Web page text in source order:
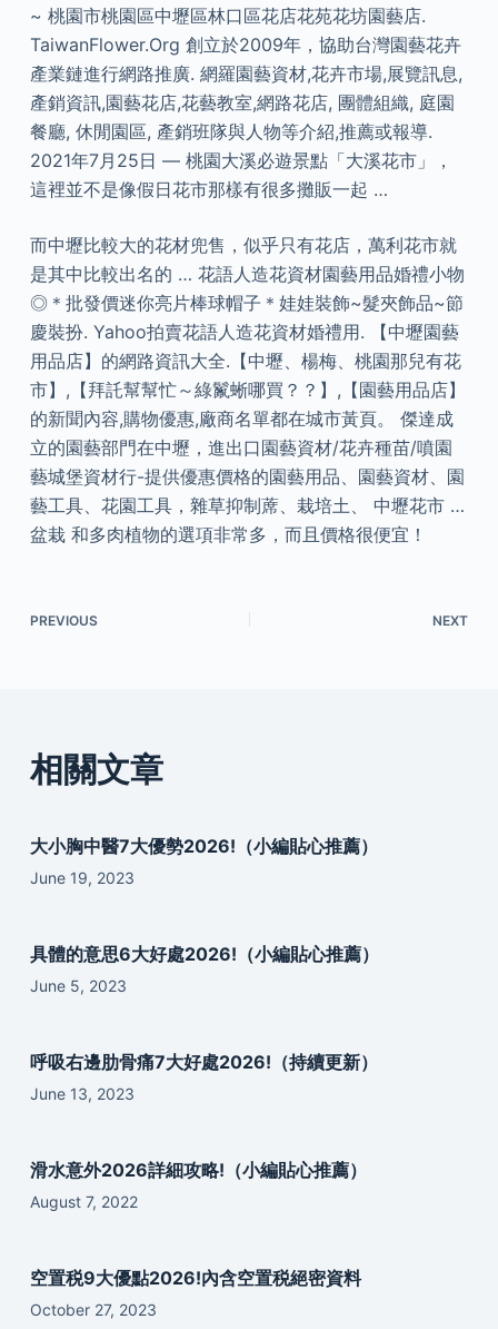
~ 桃園市桃園區中壢區林口區花店花苑花坊園藝店.
TaiwanFlower.Org 創立於2009年，協助台灣園藝花卉
產業鏈進行網路推廣. 網羅園藝資材,花卉市場,展覽訊息,
產銷資訊,園藝花店,花藝教室,網路花店, 團體組織, 庭園
餐廳, 休閒園區, 產銷班隊與人物等介紹,推薦或報導.
2021年7月25日 — 桃園大溪必遊景點「大溪花市」，
這裡並不是像假日花市那樣有很多攤販一起 …
而中壢比較大的花材兜售，似乎只有花店，萬利花市就
是其中比較出名的 … 花語人造花資材園藝用品婚禮小物
◎＊批發價迷你亮片棒球帽子＊娃娃裝飾~髮夾飾品~節
慶裝扮. Yahoo拍賣花語人造花資材婚禮用. 【中壢園藝
用品店】的網路資訊大全.【中壢、楊梅、桃園那兒有花
市】,【拜託幫幫忙～綠鬣蜥哪買？？】,【園藝用品店】
的新聞內容,購物優惠,廠商名單都在城市黃頁。 傑達成
立的園藝部門在中壢，進出口園藝資材/花卉種苗/噴園
藝城堡資材行-提供優惠價格的園藝用品、園藝資材、園
藝工具、花園工具，雜草抑制蓆、栽培土、 中壢花市 …
盆栽 和多肉植物的選項非常多，而且價格很便宜！
PREVIOUS NEXT
相關文章
大小胸中醫7大優勢2026!（小編貼心推薦）
June 19, 2023
具體的意思6大好處2026!（小編貼心推薦）
June 5, 2023
呼吸右邊肋骨痛7大好處2026!（持續更新）
June 13, 2023
滑水意外2026詳細攻略!（小編貼心推薦）
August 7, 2022
空置税9大優點2026!內含空置税絕密資料
October 27, 2023